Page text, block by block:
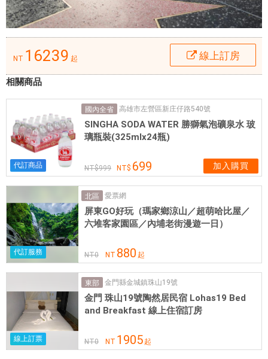
旅
客
前
區
方
便
快
。
心
NT 16239 起 線上訂房
相關商品
代訂商品
國內全省 高雄市左營區新庄仔路540號
SINGHA SODA WATER 勝獅氣泡礦泉水 玻
璃瓶裝(325mlx24瓶)
999 699 加入購買
代訂服務
北區 愛票網
屏東GO好玩（瑪家鄉涼山／超萌哈比屋／
六堆客家園區／內埔老街漫遊一日）
NT0 NT 880 起
線上訂票
東部 金門縣金城鎮珠山19號
金門 珠山19號陶然居民宿 Lohas19 Bed
and Breakfast 線上住宿訂房
NT0 NT 1905 起